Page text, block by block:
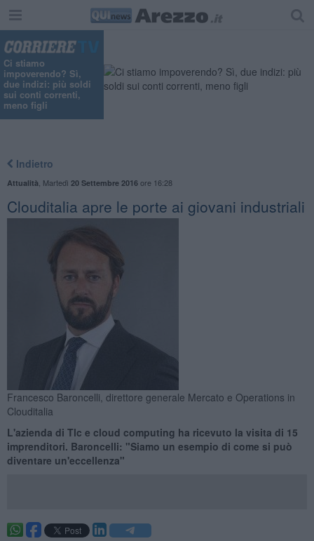
Ci stiamo
impoverendo? Sì,
due indizi: più soldi
sui conti correnti,
meno figli
Indietro
Attualità Martedì 20 Settembre 2016ore 16:28
Clouditalia apre le porte ai giovani industriali
Francesco Baroncelli, direttore generale Mercato e Operations in
Clouditalia
L'azienda di Tlc e cloud computing ha ricevuto la visita di 15
imprenditori. Baroncelli: "Siamo un esempio di come si può
diventare un'eccellenza"